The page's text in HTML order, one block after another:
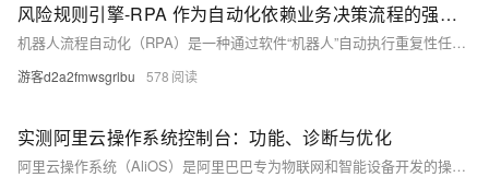
风险规则引擎-RPA 作为自动化依赖业务决策流程的强大工具
机器人流程自动化（RPA）是一种通过软件“机器人”自动执行重复性任务的技术，能大幅提升工作效率。它适用于财务、电商等领域的标准化流程，如账单处理和退货管理。然而，RPA在复杂决策场景中存在局限，需结合决策模型（DMN）和业务规则管理系统（BRMS）实现流程与决策的协同自动化，从而增强灵活性与业务价值。
游客d2a2fmwsgrlbu 578
实测阿里云操作系统控制台：功能、诊断与优化
阿里云操作系统（AliOS）是阿里巴巴专为物联网和智能设备开发的操作系统，提供高效、安全、智能化的解决方案。本文介绍了如何开通和使用阿里云的云服务器ECS，包括注册、选择操作系统、创建用户及授权等步骤。通过控制台，用户可以实时监控设备状态、管理组件、进行性能诊断，并优化资源使用。掌握这些功能有助于提升系统管理和数据处理能力，满足物联网场景的多样化需求。建议进一步丰富系统健康指标和观测功能，以提供更好的用户体验。